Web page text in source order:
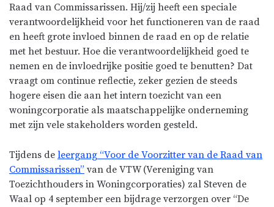
Raad van Commissarissen. Hij/zij heeft een speciale
verantwoordelijkheid voor het functioneren van de raad
en heeft grote invloed binnen de raad en op de relatie
met het bestuur. Hoe die verantwoordelijkheid goed te
nemen en de invloedrijke positie goed te benutten? Dat
vraagt om continue reflectie, zeker gezien de steeds
hogere eisen die aan het intern toezicht van een
woningcorporatie als maatschappelijke onderneming
met zijn vele stakeholders worden gesteld.
Tijdens de leergang “Voor de Voorzitter van de Raad van
Commissarissen” van de VTW (Vereniging van
Toezichthouders in Woningcorporaties) zal Steven de
Waal op 4 september een bijdrage verzorgen over “De